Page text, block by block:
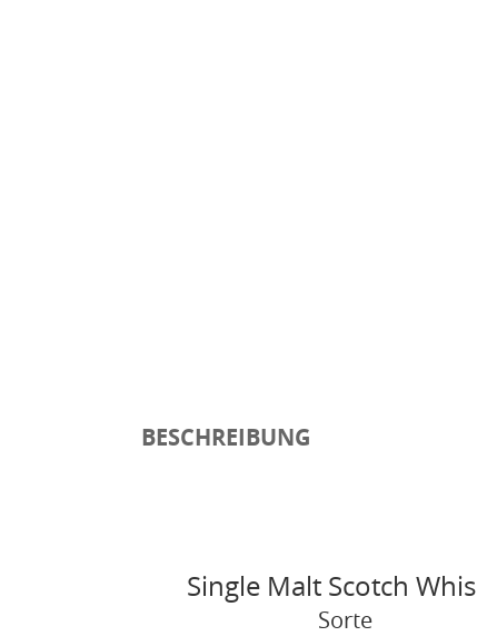
BESCHREIBUNG
Single Malt Scotch
Sorte